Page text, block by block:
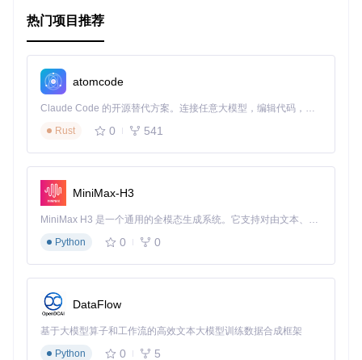
社区支持- 虽然官方已停止维护，但之前的版本仍有很多
活跃的开发者和社区成员在使用并提供帮助。
总的来说，Laravel Doctrine是一个可以显著提升Laravel应用
程序数据库管理能力的工具，尤其是对于需要更精细控制和更
高性能要求的项目。如果你已经厌倦了Eloquent的局限性，不
妨试试这个库，你会发现一个新的世界等待探索。
热门项目推荐
atomcode
Claude Code 的开源替代方案。连接任意大模型，编辑代码，运行命令，自动验证 — 全自动执行。用 Rust 构建，极致性能。 ｜ An open-source alternative to Claude Code. Connect any LLM, edit code, run commands, and verify changes — autonomously. Built in Rust for speed. Get Started
Rust
0 541
MiniMax-H3
MiniMax H3 是一个通用的全模态生成系统。它支持对由文本、图像、视频和音频组成的多模态上下文进行统一理解，并能生成分辨率高达 2K、时长可达 15 秒的带原生立体声音频的视频。得益于面向任务泛化的系统设计，H3 在预训练阶段就已具备广泛的多模态上下文理解与生成能力，能够出色地执行复杂的多模态指令。
Python
0 0
DataFlow
基于大模型算子和工作流的高效文本大模型训练数据合成框架
Python
0 5